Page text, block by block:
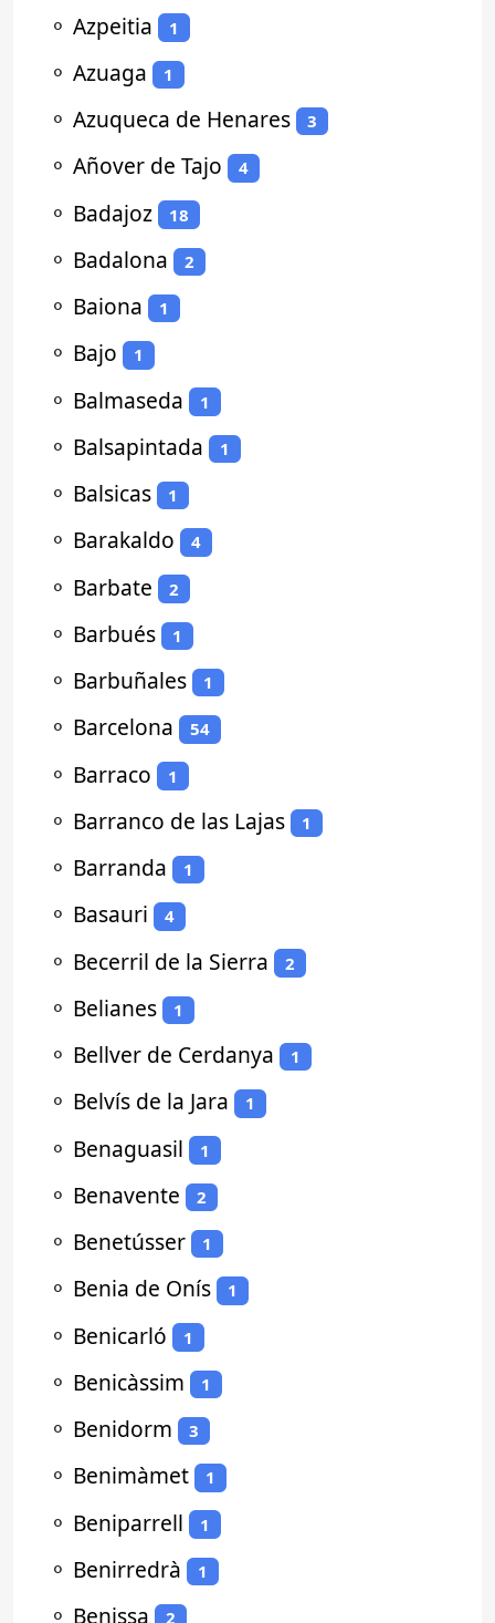
⚬ Azpeitia 1
⚬ Azuaga 1
⚬ Azuqueca de Henares 3
⚬ Añover de Tajo 4
⚬ Badajoz 18
⚬ Badalona 2
⚬ Baiona 1
⚬ Bajo 1
⚬ Balmaseda 1
⚬ Balsapintada 1
⚬ Balsicas 1
⚬ Barakaldo 4
⚬ Barbate 2
⚬ Barbués 1
⚬ Barbuñales 1
⚬ Barcelona 54
⚬ Barraco 1
⚬ Barranco de las Lajas 1
⚬ Barranda 1
⚬ Basauri 4
⚬ Becerril de la Sierra 2
⚬ Belianes 1
⚬ Bellver de Cerdanya 1
⚬ Belvís de la Jara 1
⚬ Benaguasil 1
⚬ Benavente 2
⚬ Benetússer 1
⚬ Benia de Onís 1
⚬ Benicarló 1
⚬ Benicàssim 1
⚬ Benidorm 3
⚬ Benimàmet 1
⚬ Beniparrell 1
⚬ Benirredrà 1
⚬ Benissa 2